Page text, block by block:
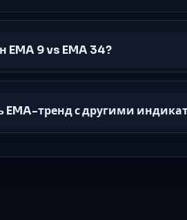
EMA 9 vs EMA 34?
EMA-тренд с другими